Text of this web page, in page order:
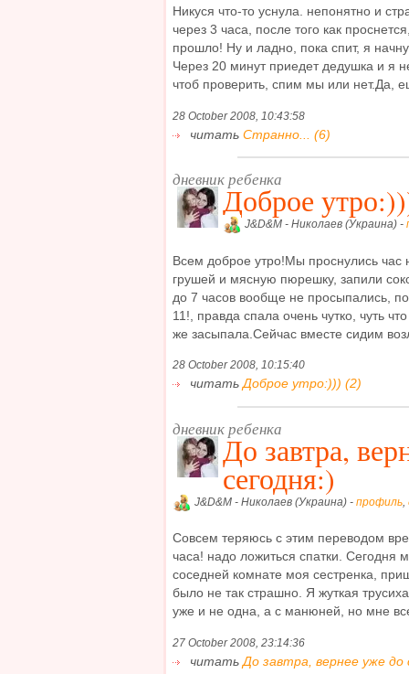
Никуся что-то уснула. непонятно и
через 3 часа, после того как
прошло! Ну и ладно, пока спит, я
Через 20 минут приедет дедушка и я
чтоб проверить, спим мы или нет.Да,
28 October 2008, 10:43:58
читать Странно... (6)
дневник ребенка
Доброе
J&D&M - Николаев (Украина) -
Всем доброе утро!Мы проснулись час
грушей и мясную пюрешку, запили
до 7 часов вообще не просыпались,
11!, правда спала очень чутко, чуть
же засыпала.Сейчас вместе сидим
28 October 2008, 10:15:40
читатьДоброе утро:))) (2)
дневник ребенка
До завтра,
сегодня:)
J&D&M - Николаев (Украина) - профиль,
Совсем теряюсь с этим переводом
часа! надо ложиться спатки. Сегодня
соседней комнате моя сестренка,
было не так страшно. Я жуткая
уже и не одна, а с манюней, но мне
27 October 2008, 23:14:36
читать До завтра, вернее уже до